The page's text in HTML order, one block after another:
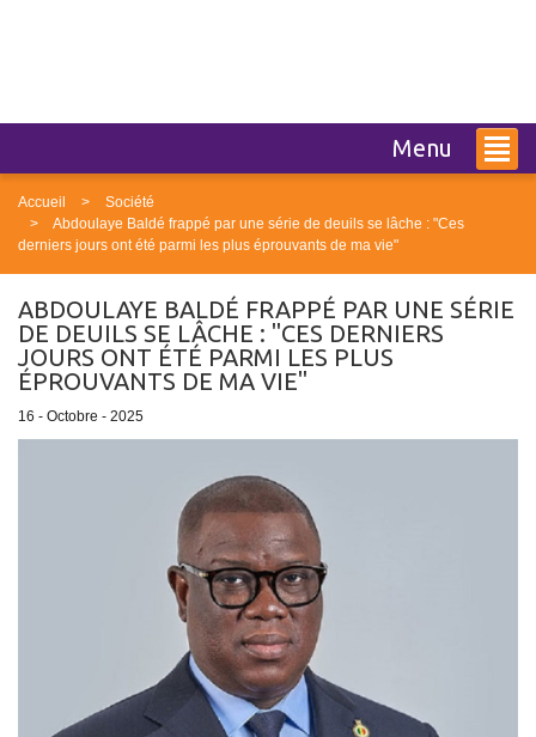
Menu
Accueil
Société
Abdoulaye Baldé frappé par une série de deuils se lâche : "Ces
derniers jours ont été parmi les plus éprouvants de ma vie"
ABDOULAYE BALDÉ FRAPPÉ PAR UNE SÉRIE
DE DEUILS SE LÂCHE : "CES DERNIERS
JOURS ONT ÉTÉ PARMI LES PLUS
ÉPROUVANTS DE MA VIE"
16 - Octobre - 2025